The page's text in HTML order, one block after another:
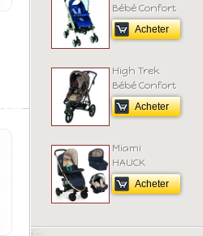
Bébé Confort
Acheter
High Trek
Bébé Confort
Acheter
Miami
HAUCK
Acheter